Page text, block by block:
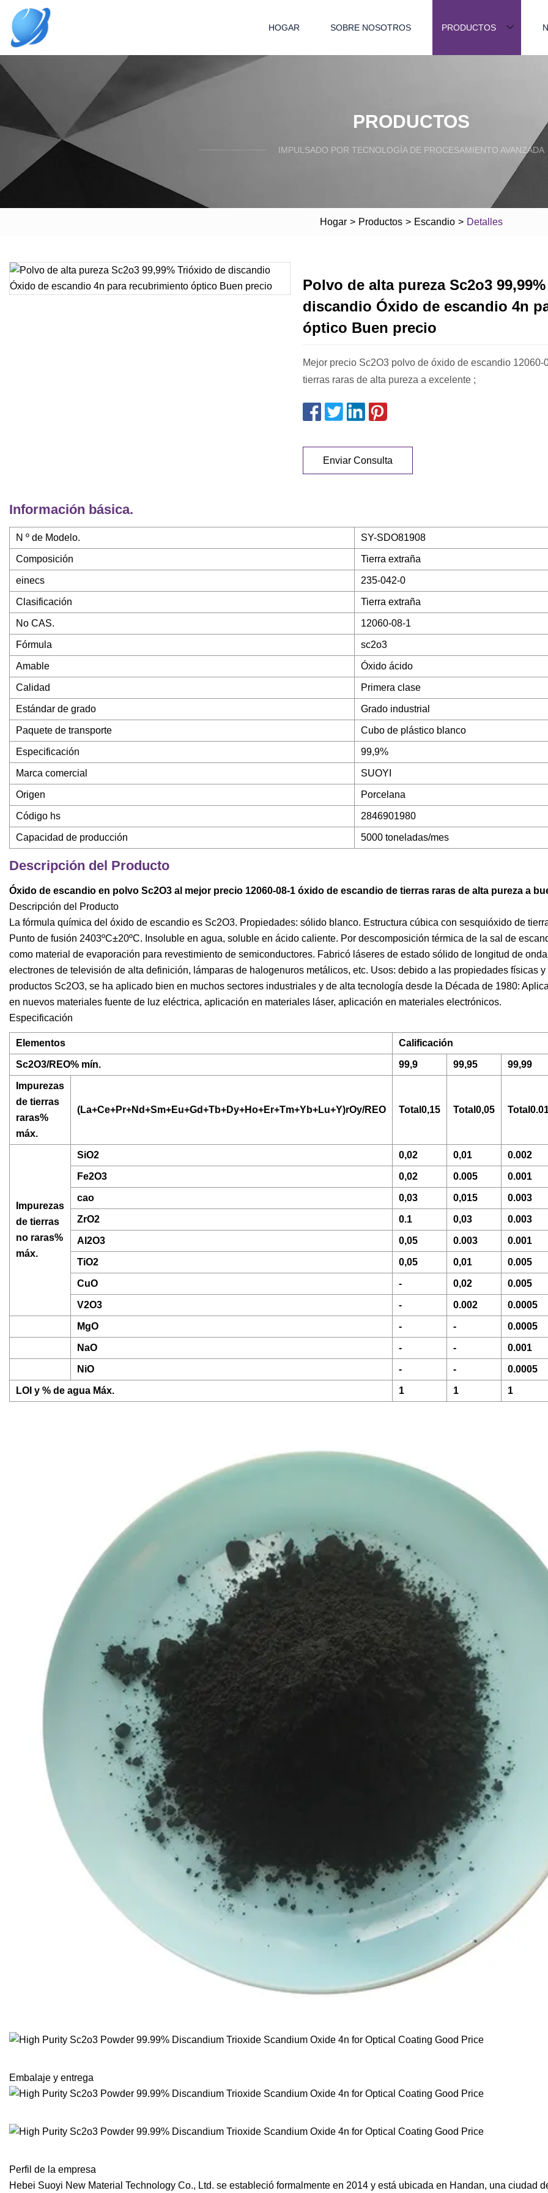
HOGAR SOBRE NOSOTROS PRODUCTOS
PRODUCTOS
IMPULSADO POR TECNOLOGÍA DE PROCESAMIENTO AVANZADA
Hogar > Productos > Escandio > Detalles
Polvo de alta pureza Sc2o3
discandio Óxido de escandio 4n
óptico Buen precio
Mejor precio Sc2O3 polvo de óxido de escandio
tierras raras de alta pureza a excelente ;
Enviar Consulta
Información básica.
N º de Modelo. SY-SDO81908
Composición Tierra extraña
einecs 235-042-0
Clasificación Tierra extraña
No CAS. 12060-08-1
Fórmula sc2o3
Amable Óxido ácido
Calidad Primera clase
Estándar de grado Grado industrial
Paquete de transporte Cubo de plástico blanco
Especificación 99,9%
Marca comercial SUOYI
Origen Porcelana
Código hs 2846901980
Capacidad de producción 5000 toneladas/mes
Descripción del Producto
Óxido de escandio en polvo Sc2O3 al mejor precio 12060-08-1 óxido de escandio de tierras raras de alta pureza a
Descripción del Producto
La fórmula química del óxido de escandio es Sc2O3. Propiedades: sólido blanco. Estructura cúbica con sesquióxido de
Punto de fusión 2403ºC±20ºC. Insoluble en agua, soluble en ácido caliente. Por descomposición térmica de la sal de
como material de evaporación para revestimiento de semiconductores. Fabricó láseres de estado sólido de longitud de
electrones de televisión de alta definición, lámparas de halogenuros metálicos, etc. Usos: debido a las propiedades físicas
productos Sc2O3, se ha aplicado bien en muchos sectores industriales y de alta tecnología desde la Década de 1980:
en nuevos materiales fuente de luz eléctrica, aplicación en materiales láser, aplicación en materiales electrónicos.
Especificación
Elementos Calificación
Sc2O3/REO% mín. 99,9 99,95 99,99
Impurezas
de tierras
raras%
máx.
(La+Ce+Pr+Nd+Sm+Eu+Gd+Tb+Dy+Ho+Er+Tm+Yb+Lu+Y)rOy/REO Total0,15 Total0,05
Impurezas
de tierras
no raras%
máx.
SiO2 0,02 0,01 0.002
Fe2O3 0,02 0.005 0.001
cao 0,03 0,015 0.003
ZrO2 0.1 0,03 0.003
Al2O3 0,05 0.003 0.001
TiO2 0,05 0,01 0.005
CuO - 0,02 0.005
V2O3 - 0.002 0.0005
MgO - - 0.0005
NaO - - 0.001
NiO - - 0.0005
LOI y % de agua Máx. 1 1 1
Embalaje y entrega
Perfil de la empresa
Hebei Suoyi New Material Technology Co., Ltd. se estableció formalmente en 2014 y está ubicada en Handan, una ciudad